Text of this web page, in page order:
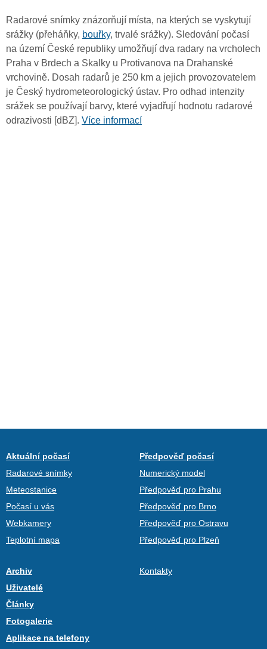
Radarové snímky znázorňují místa, na kterých se vyskytují
srážky (přeháňky, bouřky, trvalé srážky). Sledování počasí
na území České republiky umožňují dva radary na vrcholech
Praha v Brdech a Skalky u Protivanova na Drahanské
vrchovině. Dosah radarů je 250 km a jejich provozovatelem
je Český hydrometeorologický ústav. Pro odhad intenzity
srážek se používají barvy, které vyjadřují hodnotu radarové
odrazivosti [dBZ]. Více informací
Aktuální počasí
Radarové snímky
Meteostanice
Počasí u vás
Webkamery
Teplotní mapa
Předpověď počasí
Numerický model
Předpověď pro Prahu
Předpověď pro Brno
Předpověď pro Ostravu
Předpověď pro Plzeň
Archiv
Uživatelé
Články
Fotogalerie
Aplikace na telefony
Kontakty